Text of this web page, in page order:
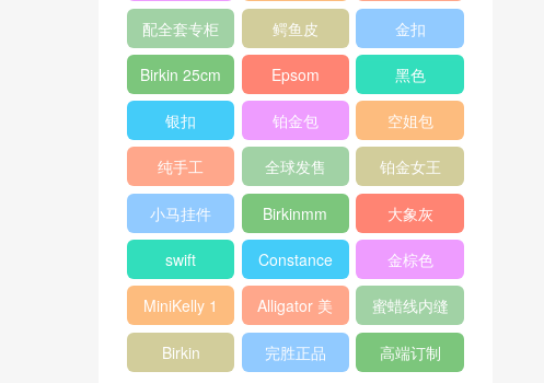
马仕
配全套专柜
原版包装
鳄鱼皮 金扣
Birkin 25cm Epsom 黑色
银扣 铂金包 空姐包
纯手工 全球发售 铂金女王
小马挂件 Birkinmm 大象灰
swift Constance 金棕色
MiniKelly 1
Alligator 美
洲鳄
蜜蜡线内缝
Birkin 完胜正品 高端订制